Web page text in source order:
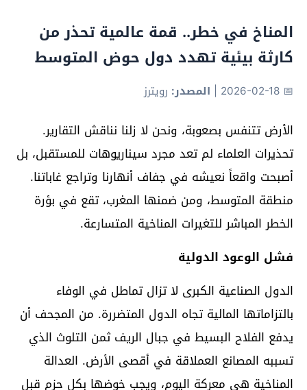
المناخ في خطر.. قمة عالمية تحذر من
كارثة بيئية تهدد دول حوض المتوسط
📅 2026-02-18
| المصدر: رويترز
الأرض تتنفس بصعوبة، ونحن لا زلنا نناقش التقارير.
تحذيرات العلماء لم تعد مجرد سيناريوهات للمستقبل، بل
أصبحت واقعاً نعيشه في جفاف أنهارنا وتراجع غاباتنا.
منطقة المتوسط، ومن ضمنها المغرب، تقع في بؤرة
الخطر المباشر للتغيرات المناخية المتسارعة.
فشل الوعود الدولية
الدول الصناعية الكبرى لا تزال تماطل في الوفاء
بالتزاماتها المالية تجاه الدول المتضررة. من المجحف أن
يدفع الفلاح البسيط في جبال الريف ثمن التلوث الذي
تسببه المصانع العملاقة في أقصى الأرض. العدالة
المناخية هي معركة اليوم، ويجب خوضها بكل حزم قبل